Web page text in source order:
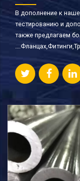
В дополнение к
тестированию и
также предлагаем